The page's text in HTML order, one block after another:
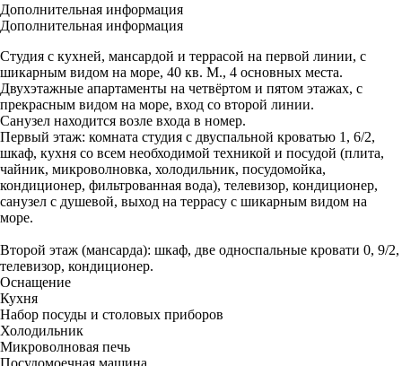
Дополнительная информация
Дополнительная информация
Студия с кухней, мансардой и террасой на первой линии, с
шикарным видом на море, 40 кв. М., 4 основных места.
Двухэтажные апартаменты на четвёртом и пятом этажах, с
прекрасным видом на море, вход со второй линии.
Санузел находится возле входа в номер.
Первый этаж: комната студия с двуспальной кроватью 1, 6/2,
шкаф, кухня со всем необходимой техникой и посудой (плита,
чайник, микроволновка, холодильник, посудомойка,
кондиционер, фильтрованная вода), телевизор, кондиционер,
санузел с душевой, выход на террасу с шикарным видом на
море.
Второй этаж (мансарда): шкаф, две односпальные кровати 0, 9/2,
телевизор, кондиционер.
Оснащение
Кухня
Набор посуды и столовых приборов
Холодильник
Микроволновая печь
Посудомоечная машина